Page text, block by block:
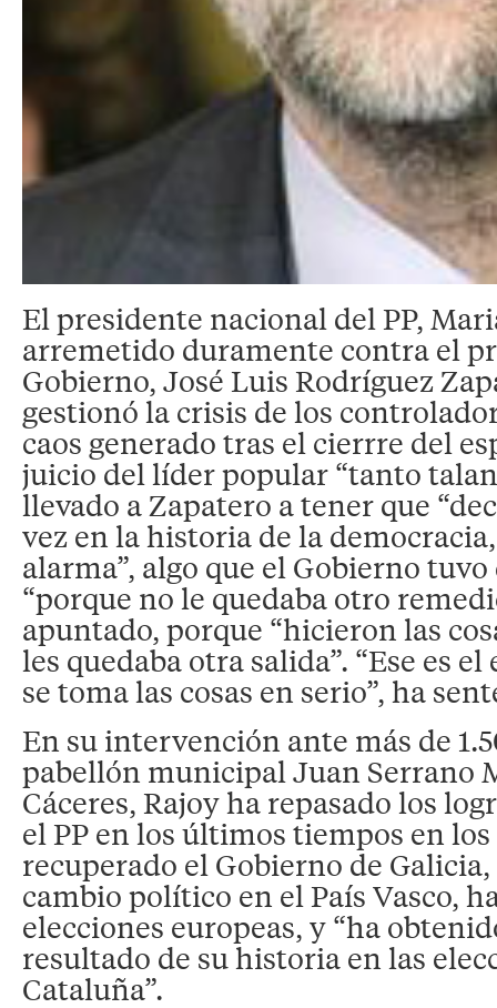
El presidente nacional del PP,
arremetido duramente contra el
Gobierno, José Luis Rodríguez
gestionó la crisis de los
caos generado tras el cierrre del
juicio del líder popular “tanto
llevado a Zapatero a tener que
vez en la historia de la
alarma”, algo que el Gobierno
“porque no le quedaba otro
apuntado, porque “hicieron las
les quedaba otra salida”. “Ese es
se toma las cosas en serio”, ha
En su intervención ante más de
pabellón municipal Juan Serrano
Cáceres, Rajoy ha repasado los
el PP en los últimos tiempos en los
recuperado el Gobierno de
cambio político en el País Vasco,
elecciones europeas, y “ha
resultado de su historia en las
Cataluña”.